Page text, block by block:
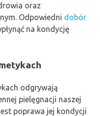
oraz
Odpowiedni dobór
na kondycję
odgrywają
pielęgnacji naszej
poprawa jej kondycji